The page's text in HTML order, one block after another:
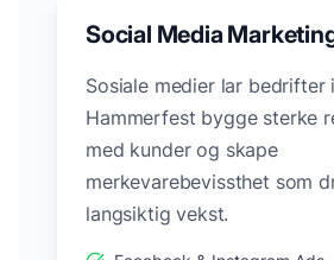
Social Media
Sosiale medier lar bedrifter i
Hammerfest bygge sterke
med kunder og skape
merkevarebevissthet som
langsiktig vekst.